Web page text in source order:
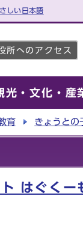
しい日本語
所へのアクセス
光・文化・産
育 きょうとの
はぐく